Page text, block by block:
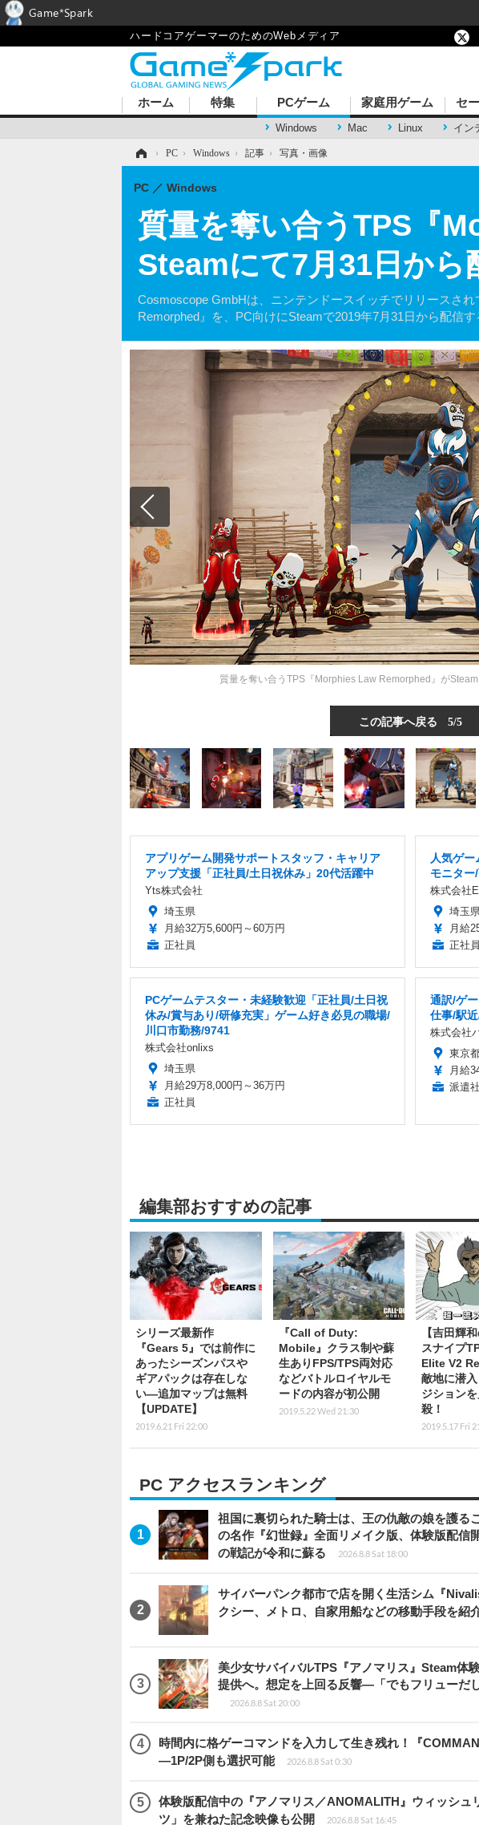
ハードコアゲーマーのためのWebメディア
ホーム 特集 PCゲーム
Windows Mac Linux イン
家庭用ゲーム セ
› PC › Windows › 記事 › 写真・画像
質量を奪い合うTPS『
Steamにて7月31日から
Cosmoscope GmbHは、ニンテンドースイッチでリリースさ
Remorphed』を、PC向けにSteamで2019年7月31日から配信す
PC Windows
質量を奪い合うTPS『Morphies Law Remorphed』が
この記事へ戻る 5/5
アプリゲーム開発サポートスタッフ・キャリア
アップ支援「正社員/土日祝休み」20代活躍中
Yts株式会社
埼玉県
月給32万5,600円～60万円
正社員
人気ゲー
モニター
株式会社
埼玉
月給
正社員
PCゲームテスター・未経験歓迎「正社員/土日祝
休み/賞与あり/研修充実」ゲーム好き必見の職場/
川口市勤務/9741
株式会社onlixs
埼玉県
月給29万8,000円～36万円
正社員
通訳/ゲ
仕事/駅
株式会社
東京
月給
派遣
編集部おすすめの記事
シリーズ最新作
『Gears 5』では前作に
あったシーズンパスや
ギアパックは存在しな
い―追加マップは無料
【UPDATE】
2019.6.21 Fri 22:00
『Call of Duty:
Mobile』クラス制や蘇
生ありFPS/TPS両対応
などバトルロイヤルモ
ードの内容が初公開
2019.5.22 Wed 21:30
【吉田輝
スナイプ
Elite V2
敵地に潜
ジション
殺！
2019.5.17 Fri
PC アクセスランキング
祖国に裏切られた騎士は、王の仇敵の娘を護
の名作『幻世録』全面リメイク版、体験版配信
の戦記が令和に蘇る
2026.8.8 Sat 18:00
サイバーパンク都市で店を開く生活シム『
クシー、メトロ、自家用船などの移動手段を紹
美少女サバイバルTPS『アノマリス』Steam体
提供へ。想定を上回る反響―「でもフリューだ
2026.8.8 Sat 20:00
時間内に格ゲーコマンドを入力して生き残れ！『
―1P/2P側も選択可能
2026.8.8 Sat 0:30
体験版配信中の『アノマリス／ANOMALITH』ウィッシュ
ツ」を兼ねた記念映像も公開
2026.8.8 Sat 16:45
Game*Spark